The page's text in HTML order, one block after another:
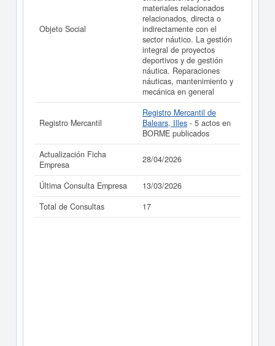
Objeto Social
materiales relacionados
relacionados, directa o
indirectamente con el
sector náutico. La gestión
integral de proyectos
deportivos y de gestión
náutica. Reparaciones
náuticas, mantenimiento y
mecánica en general
Registro Mercantil
Registro Mercantil de
Balears, Illes - 5 actos en
BORME publicados
Actualización Ficha
Empresa
28/04/2026
Última Consulta Empresa
13/03/2026
Total de Consultas
17